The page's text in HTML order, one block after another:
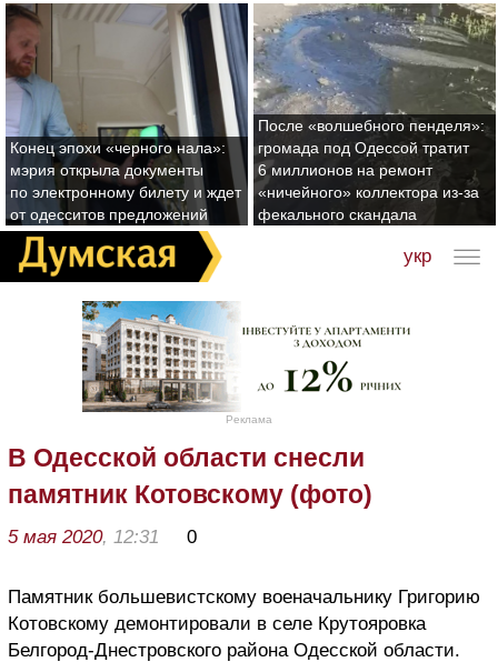
Конец эпохи «черного нала»:
мэрия открыла документы
по электронному билету и ждет
от одесситов предложений
После «волшебного пенделя»:
громада под Одессой тратит
6 миллионов на ремонт
«ничейного» коллектора из-за
фекального скандала
укр
Реклама
В Одесской области снесли
памятник Котовскому (фото)
5 мая 2020, 12:31 0
Памятник большевистскому военачальнику Григорию
Котовскому демонтировали в селе Крутояровка
Белгород-Днестровского района Одесской области.